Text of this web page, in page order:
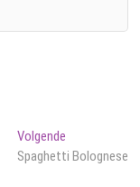
VolgendeVolgend
bericht:
Spaghetti Bolognese